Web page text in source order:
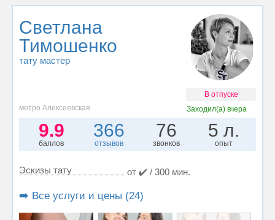
Светлана
Тимошенко
тату мастер
В отпуске
метро Алексеевская
Заходил(а) вчера
9.9
баллов
366
отзывов
76
звонков
5 л.
опыт
Эскизы тату от ✔️ / 300 мин.
➡️ Все услуги и цены (24)